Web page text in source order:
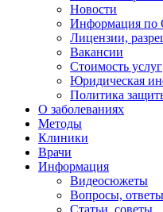
Новости
Информация
Лицензии,
Вакансии
Стоимость услуг
Юридическая
Политика
О заболеваниях
Методы
Клиники
Врачи
Информация
Видеосюжеты
Вопросы, ответы
Статьи, советы